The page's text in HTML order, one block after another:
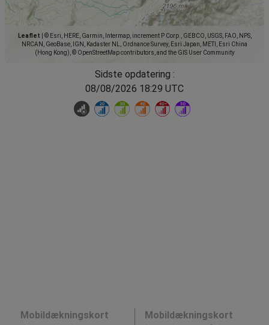
Leaflet
© Esri, HERE, Garmin, Intermap, increment P Corp., GEBCO, USGS, FAO, NPS,
NRCAN, GeoBase, IGN, Kadaster NL, Ordnance Survey, Esri Japan, METI, Esri China
(Hong Kong), © OpenStreetMap contributors, and the GIS User Community
Sidste opdatering :
08/08/2026 18:29 UTC
Mobildækningskort
Mobildækningskort